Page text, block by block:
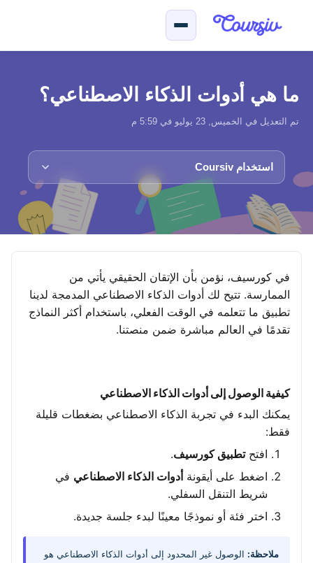
ما هي أدوات الذكاء الاصطناعي؟
تم التعديل في الخميس, 23 يوليو في 5:59 م
استخدام Coursiv
في كورسيف، نؤمن بأن الإتقان الحقيقي يأتي من
الممارسة. تتيح لك أدوات الذكاء الاصطناعي المدمجة لدينا
تطبيق ما تتعلمه في الوقت الفعلي، باستخدام أكثر النماذج
تقدمًا في العالم مباشرة ضمن منصتنا.
كيفية الوصول إلى أدوات الذكاء الاصطناعي
يمكنك البدء في تجربة الذكاء الاصطناعي بضغطات قليلة
فقط:
افتحتطبيق كورسيف.
اضغط على أيقونة أدوات الذكاء الاصطناعي في
شريط التنقل السفلي.
اختر فئة أو نموذجًا معينًا لبدء جلسة جديدة.
ملاحظة: الوصول غير المحدود إلى أدوات الذكاء الاصطناعي هو